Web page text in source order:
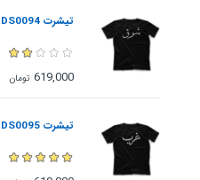
تیشرت DS0094
619,000 تومان
تیشرت DS0095